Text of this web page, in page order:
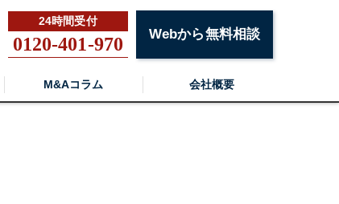
0120-401-970 Webから無料相談
M&Aコラム 会社概要